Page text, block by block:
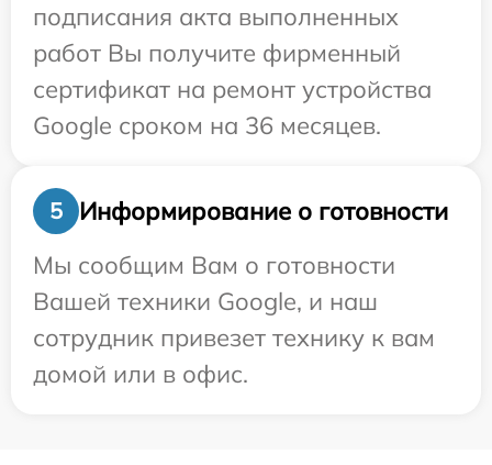
подписания акта выполненных
работ Вы получите фирменный
сертификат на ремонт устройства
Google сроком на 36 месяцев.
5
Информирование о готовности
Мы сообщим Вам о готовности
Вашей техники Google, и наш
сотрудник привезет технику к вам
домой или в офис.